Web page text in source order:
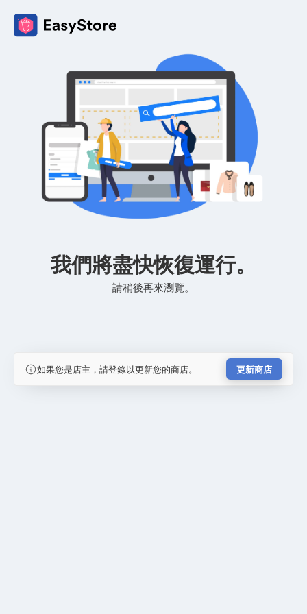
我們將盡快恢復運行。
請稍後再來瀏覽。
如果您是店主，請登錄以更新您的商店。 更新商店